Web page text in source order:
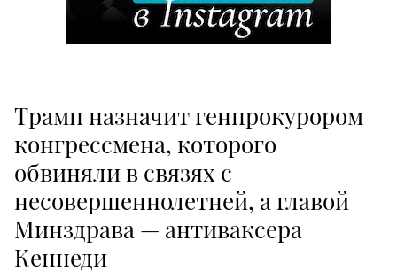
Трамп назначит генпрокурором
конгрессмена, которого
обвиняли в связях с
несовершеннолетней, а главой
Минздрава — антиваксера
Кеннеди